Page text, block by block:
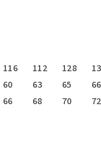
116 112 128
60 63 65
66 68 70 72